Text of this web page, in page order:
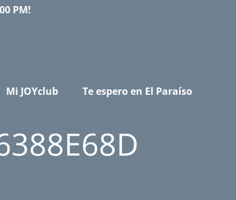
PM!
Mi JOYclub Te espero en El Paraíso